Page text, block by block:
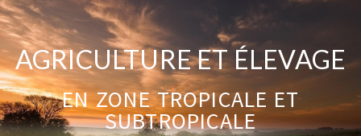
AGRICULTURE ET ÉLEVAGE
EN ZONE TROPICALE ET
SUBTROPICALE